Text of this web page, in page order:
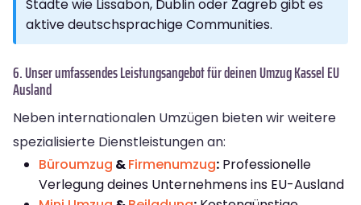
Städte wie Lissabon, Dublin oder Zagreb gibt es
aktive deutschsprachige Communities.
6. Unser umfassendes Leistungsangebot für deinen Umzug Kassel EU
Ausland
Neben internationalen Umzügen bieten wir weitere
spezialisierte Dienstleistungen an:
Büroumzug &Firmenumzug: Professionelle
Verlegung deines Unternehmens ins EU-Ausland